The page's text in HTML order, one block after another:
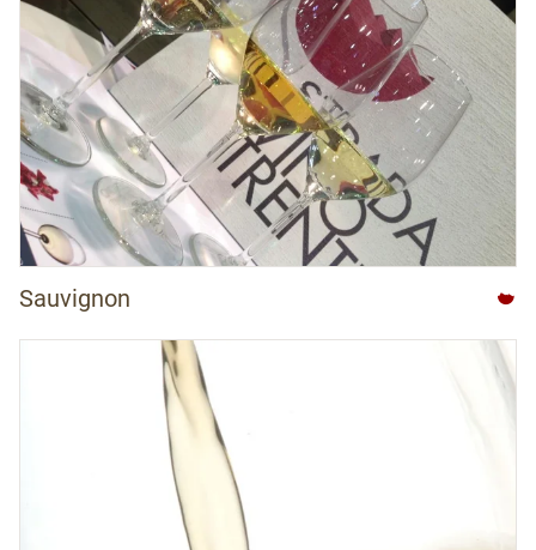
Sauvignon